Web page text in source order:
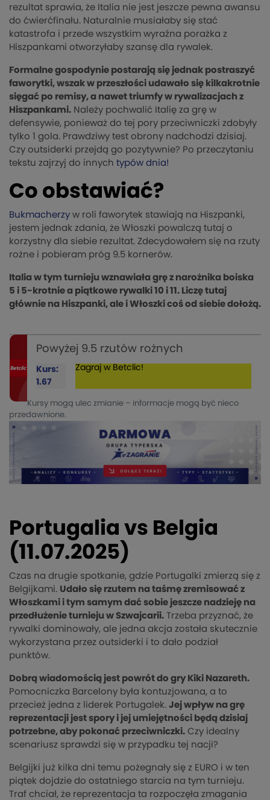
rezultat sprawia, że Italia nie jest jeszcze pewna awansu
do ćwierćfinału. Naturalnie musiałaby się stać
katastrofa i przede wszystkim wyraźna porażka z
Hiszpankami otworzyłaby szansę dla rywalek.
Formalne gospodynie postarają się jednak postraszyć
faworytki, wszak w przeszłości udawało się kilkakrotnie
sięgać po remisy, a nawet triumfy w rywalizacjach z
Hiszpankami. Należy pochwalić Italię za grę w
defensywie, ponieważ do tej pory przeciwniczki zdobyły
tylko 1 gola. Prawdziwy test obrony nadchodzi dzisiaj.
Czy outsiderki przejdą go pozytywnie? Po przeczytaniu
tekstu zajrzyj do innych typów dnia!
Co obstawiać?
Bukmacherzy w roli faworytek stawiają na Hiszpanki,
jestem jednak zdania, że Włoszki powalczą tutaj o
korzystny dla siebie rezultat. Zdecydowałem się na rzuty
rożne i pobieram próg 9.5 kornerów.
Italia w tym turnieju wznawiała grę z narożnika boiska
5 i 5-krotnie a piątkowe rywalki 10 i 11. Liczę tutaj
głównie na Hiszpanki, ale i Włoszki coś od siebie dołożą.
Powyżej 9.5 rzutów rożnych
Kurs:
1.67
Zagraj w Betclic!
Kursy mogą ulec zmianie – informacje mogą być nieco
przedawnione.
Portugalia vs Belgia
(11.07.2025)
Czas na drugie spotkanie, gdzie Portugalki zmierzą się z
Belgijkami. Udało się rzutem na taśmę zremisować z
Włoszkami i tym samym dać sobie jeszcze nadzieję na
przedłużenie turnieju w Szwajcarii. Trzeba przyznać, że
rywalki dominowały, ale jedna akcja została skutecznie
wykorzystana przez outsiderki i to dało podział
punktów.
Dobrą wiadomością jest powrót do gry Kiki Nazareth.
Pomocniczka Barcelony była kontuzjowana, a to
przecież jedna z liderek Portugalek. Jej wpływ na grę
reprezentacji jest spory i jej umiejętności będą dzisiaj
potrzebne, aby pokonać przeciwniczki. Czy idealny
scenariusz sprawdzi się w przypadku tej nacji?
Belgijki już kilka dni temu pożegnały się z EURO i w ten
piątek dojdzie do ostatniego starcia na tym turnieju.
Traf chciał, że reprezentacja ta rozpoczęła zmagania